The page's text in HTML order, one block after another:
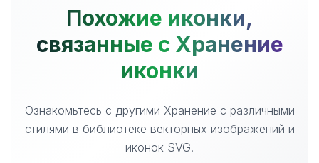
Похожие иконки,
связанные с Хранение
иконки
Ознакомьтесь с другими Хранение с различными
стилями в библиотеке векторных изображений и
иконок SVG.